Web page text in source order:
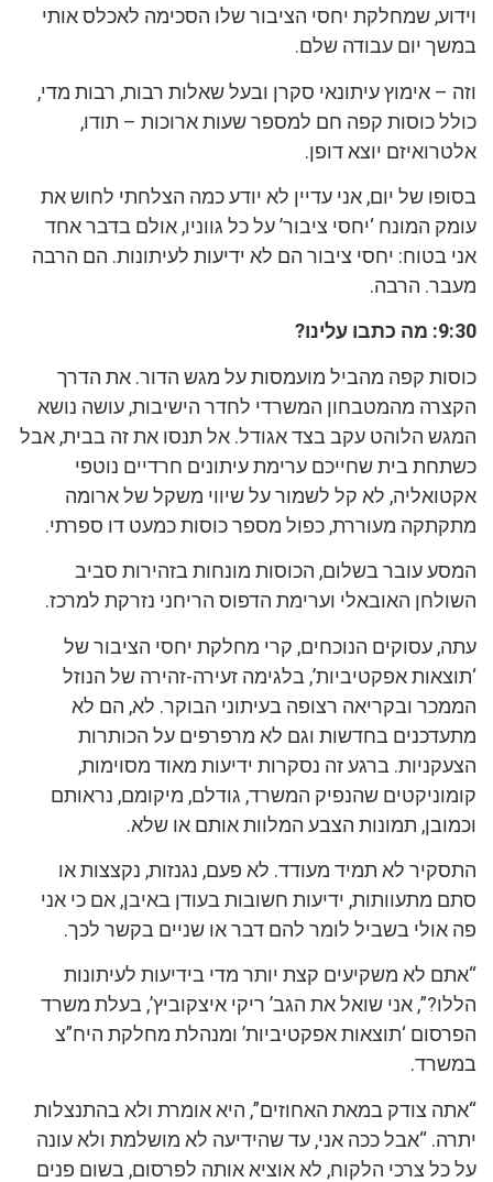
וידוע, שמחלקת יחסי הציבור שלו הסכימה לאכלס אותי
במשך יום עבודה שלם.
וזה – אימוץ עיתונאי סקרן ובעל שאלות רבות, רבות מדי,
כולל כוסות קפה חם למספר שעות ארוכות – תודו,
אלטרואיזם יוצא דופן.
בסופו של יום, אני עדיין לא יודע כמה הצלחתי לחוש את
עומק המונח ‘יחסי ציבור’ על כל גווניו, אולם בדבר אחד
אני בטוח: יחסי ציבור הם לא ידיעות לעיתונות. הם הרבה
מעבר. הרבה.
9:30: מה כתבו עלינו?
כוסות קפה מהביל מועמסות על מגש הדור. את הדרך
הקצרה מהמטבחון המשרדי לחדר הישיבות, עושה נושא
המגש הלוהט עקב בצד אגודל. אל תנסו את זה בבית, אבל
כשתחת בית שחייכם ערימת עיתונים חרדיים נוטפי
אקטואליה, לא קל לשמור על שיווי משקל של ארומה
מתקתקה מעוררת, כפול מספר כוסות כמעט דו ספרתי.
המסע עובר בשלום, הכוסות מונחות בזהירות סביב
השולחן האובאלי וערימת הדפוס הריחני נזרקת למרכז.
עתה, עסוקים הנוכחים, קרי מחלקת יחסי הציבור של
‘תוצאות אפקטיביות’, בלגימה זעירה-זהירה של הנוזל
הממכר ובקריאה רצופה בעיתוני הבוקר. לא, הם לא
מתעדכנים בחדשות וגם לא מרפרפים על הכותרות
הצעקניות. ברגע זה נסקרות ידיעות מאוד מסוימות,
קומוניקטים שהנפיק המשרד, גודלם, מיקומם, נראותם
וכמובן, תמונות הצבע המלוות אותם או שלא.
התסקיר לא תמיד מעודד. לא פעם, נגנזות, נקצצות או
סתם מתעוותות, ידיעות חשובות בעודן באיבן, אם כי אני
פה אולי בשביל לומר להם דבר או שניים בקשר לכך.
“אתם לא משקיעים קצת יותר מדי בידיעות לעיתונות
הללו?”, אני שואל את הגב’ ריקי איצקוביץ’, בעלת משרד
הפרסום ‘תוצאות אפקטיביות’ ומנהלת מחלקת היח”צ
במשרד.
“אתה צודק במאת האחוזים”, היא אומרת ולא בהתנצלות
יתרה. “אבל ככה אני, עד שהידיעה לא מושלמת ולא עונה
על כל צרכי הלקוח, לא אוציא אותה לפרסום, בשום פנים